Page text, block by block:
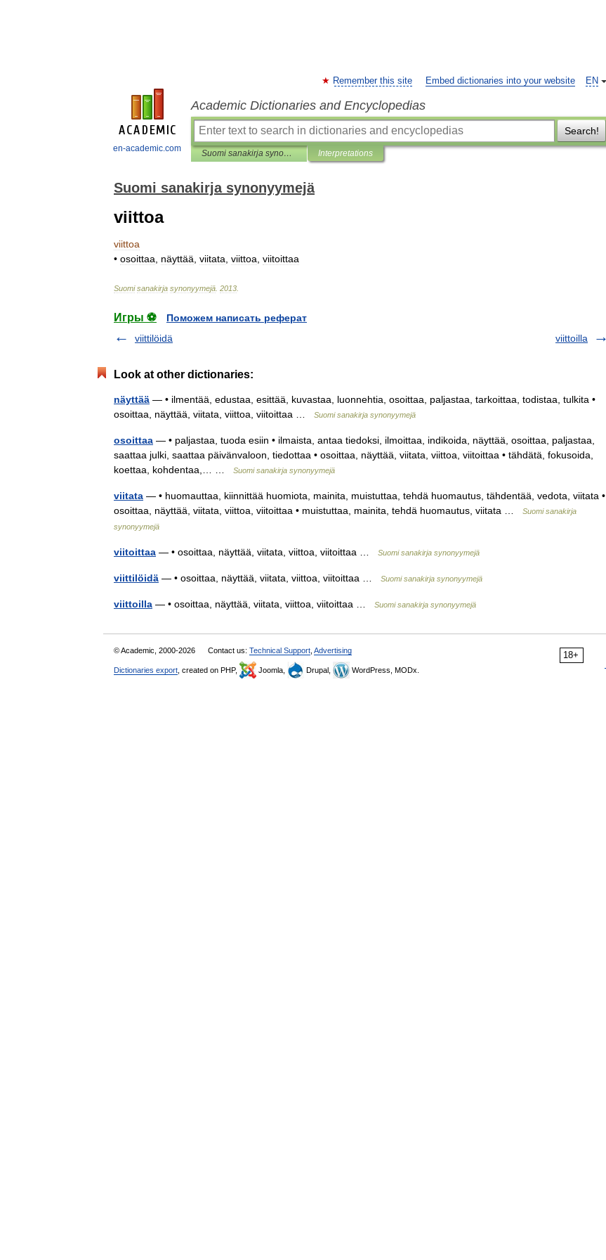
en-academic.com
EN
Remember this site Embed dictionaries into your website
Academic Dictionaries and Encyclopedias
Search!
Suomi sanakirja synonyymejä Interpretations
Suomi sanakirja synonyymejä
viittoa
viittoa
• osoittaa näyttää viitata viittoa viitoittaa
Suomi sanakirja synonyymejä 2013
Игры ⚽
Поможем написать реферат
viittilöidä
viittoilla
Look at other dictionaries:
näyttää — • ilmentää, edustaa, esittää, kuvastaa, luonnehtia, osoittaa, paljastaa, tarkoittaa, todistaa, tulkita •
osoittaa, näyttää, viitata, viittoa, viitoittaa …
Suomi sanakirja synonyymejä
osoittaa — • paljastaa, tuoda esiin • ilmaista, antaa tiedoksi, ilmoittaa, indikoida, näyttää, osoittaa, paljastaa,
saattaa julki, saattaa päivänvaloon, tiedottaa • osoittaa, näyttää, viitata, viittoa, viitoittaa • tähdätä, fokusoida,
koettaa, kohdentaa,… …
Suomi sanakirja synonyymejä
viitata — • huomauttaa, kiinnittää huomiota, mainita, muistuttaa, tehdä huomautus, tähdentää, vedota, viitata •
osoittaa, näyttää, viitata, viittoa, viitoittaa • muistuttaa, mainita, tehdä huomautus, viitata …
Suomi sanakirja
synonyymejä
viitoittaa — • osoittaa, näyttää, viitata, viittoa, viitoittaa … Suomi sanakirja synonyymejä
viittilöidä — • osoittaa, näyttää, viitata, viittoa, viitoittaa … Suomi sanakirja synonyymejä
viittoilla — • osoittaa, näyttää, viitata, viittoa, viitoittaa … Suomi sanakirja synonyymejä
18+
© Academic, 2000-2026 Contact us: Technical Support Advertising
Dictionaries export , created on PHP, Joomla, Drupal, WordPress, MODx.